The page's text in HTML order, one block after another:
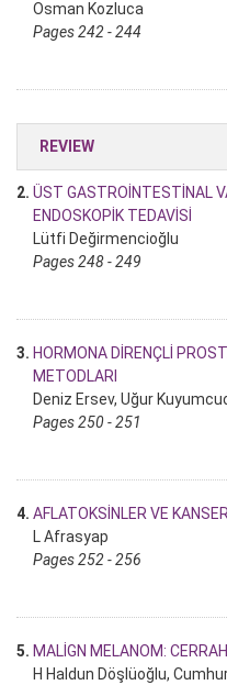
Osman Kozluca
Pages 242 - 244
REVIEW
2. ÜST GASTROİNTESTİNAL
ENDOSKOPİK TEDAVİSİ
Lütfi Değirmencioğlu
Pages 248 - 249
3. HORMONA DİRENÇLİ
METODLARI
Deniz Ersev, Uğur
Pages 250 - 251
4. AFLATOKSİNLER VE KANSER
L Afrasyap
Pages 252 - 256
5. MALİGN MELANOM:
H Haldun Döşlüoğlu,